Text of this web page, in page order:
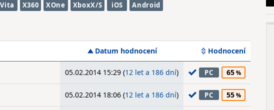
Vita X360 XOne XboxX/S iOS Android
Datum hodnocení Hodnocení
05.02.2014 15:29 (12 let a 186 dní) PC 65
05.02.2014 18:06 (12 let a 186 dní) PC 55